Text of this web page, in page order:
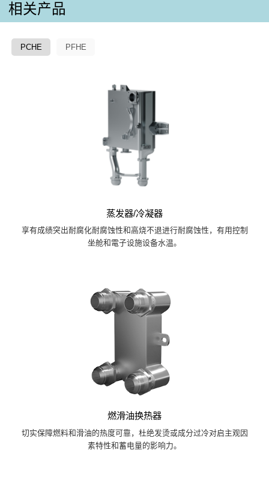
相关产品
PCHE PFHE
蒸发器/冷凝器
享有成绩突出耐腐化耐腐蚀性和高烧不退进行耐腐蚀性，有用控制
坐舱和電子设施设备水温。
燃滑油换热器
切实保障燃料和滑油的热度可靠，杜绝发烫或成分过冷对启主观因
素特性和蓄电量的影响力。